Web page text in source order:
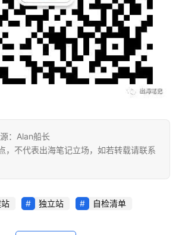
：Alan船长
，不代表出海笔记立场，如若转载请联系
独立站 自检清单